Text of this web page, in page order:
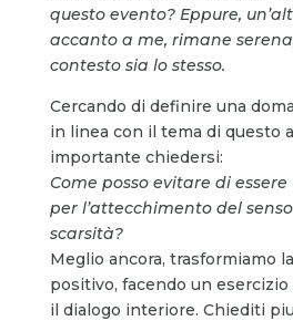
questo evento? Eppure,
accanto a me, rimane
contesto sia lo stesso.
Cercando di definire una
in linea con il tema di questo
importante chiedersi:
Come posso evitare di
per l’attecchimento del
scarsità?
Meglio ancora, trasformiamo
positivo, facendo un
il dialogo interiore. Chiediti